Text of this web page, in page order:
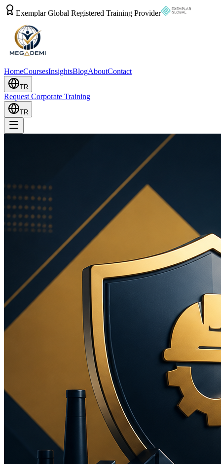
Exemplar Global Registered Training Provider
HomeCoursesInsightsBlogAboutContact
TR
Request Corporate Training
TR